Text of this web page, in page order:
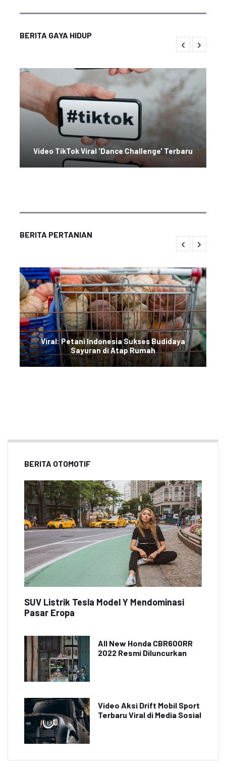
BERITA GAYA HIDUP
Video TikTok Viral 'Dance Challenge' Terbaru
BERITA PERTANIAN
Viral: Petani Indonesia Sukses Budidaya
Sayuran di Atap Rumah
BERITA OTOMOTIF
SUV Listrik Tesla Model Y Mendominasi
Pasar Eropa
All New Honda CBR600RR
2022 Resmi Diluncurkan
Video Aksi Drift Mobil Sport
Terbaru Viral di Media Sosial